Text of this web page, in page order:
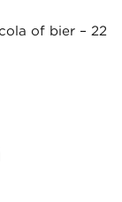
of bier – 22